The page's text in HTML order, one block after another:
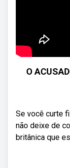
O
Se você curte
não deixe de
britânica que